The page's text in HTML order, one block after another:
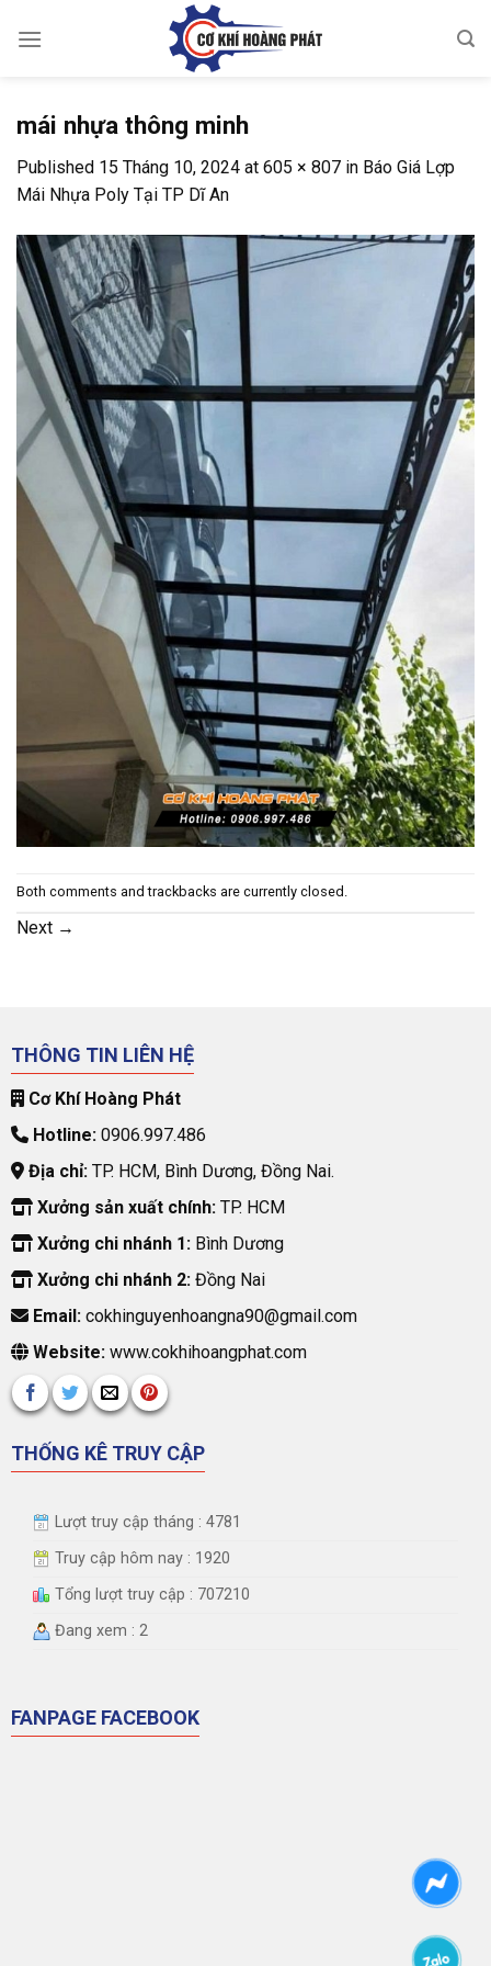
mái nhựa thông minh
Published 15 Tháng 10, 2024 at 605 × 807 in Báo Giá Lợp
Mái Nhựa Poly Tại TP Dĩ An
Both comments and trackbacks are currently closed.
Next →
THÔNG TIN LIÊN HỆ
Cơ Khí Hoàng Phát
Hotline:0906.997.486
Địa chỉ:TP. HCM, Bình Dương, Đồng Nai.
Xưởng sản xuất chính:TP. HCM
Xưởng chi nhánh 1:Bình Dương
Xưởng chi nhánh 2:Đồng Nai
Email:cokhinguyenhoangna90@gmail.com
Website:www.cokhihoangphat.com
THỐNG KÊ TRUY CẬP
Lượt truy cập tháng : 4781
Truy cập hôm nay : 1920
Tổng lượt truy cập : 707210
Đang xem : 2
FANPAGE FACEBOOK